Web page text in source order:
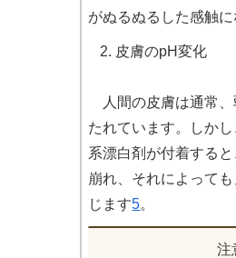
がぬるぬるした感触に
皮膚のpH変化
人間の皮膚は通常
たれています。しか
系漂白剤が付着する
崩れ、それによって
じます5。
注